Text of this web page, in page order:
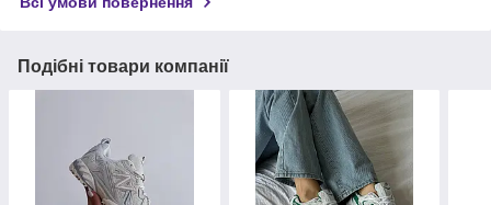
Подібні товари компанії